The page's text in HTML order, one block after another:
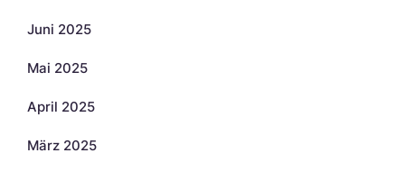
Juni 2025
Mai 2025
April 2025
März 2025